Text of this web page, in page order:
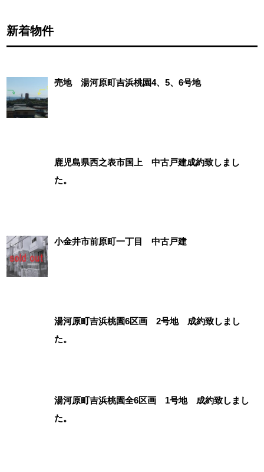
新着物件
売地 湯河原町吉浜桃園4、5、6号地
鹿児島県西之表市国上 中古戸建成約致しまし
た。
小金井市前原町一丁目 中古戸建
湯河原町吉浜桃園6区画 2号地 成約致しまし
た。
湯河原町吉浜桃園全6区画 1号地 成約致しまし
た。